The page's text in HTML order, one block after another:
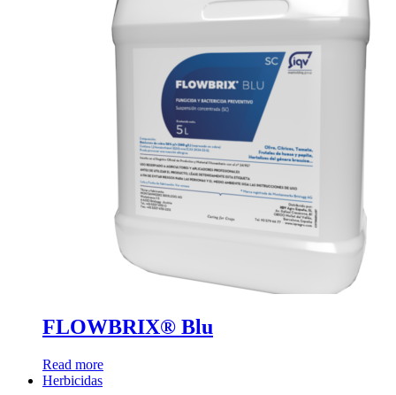
FLOWBRIX® Blu
Read more
Herbicidas